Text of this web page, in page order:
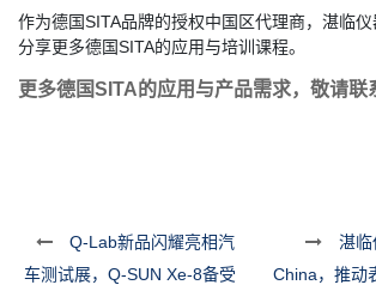
作为德国SITA品牌的授权中国区代理商，湛临
分享更多德国SITA的应用与培训课程。
更多德国SITA的应用与产品需求， 敬请联
Q-Lab新品闪耀亮相汽
车测试展，Q-SUN Xe-8备受
湛
China，推动